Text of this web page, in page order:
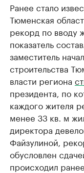
Ранее стало
Тюменская
рекорд по вводу
показатель
заместитель
строительства
власти региона
президента, по
каждого жителя
менее 33 кв. м
директора
Файзулиной,
обусловлен
происходил